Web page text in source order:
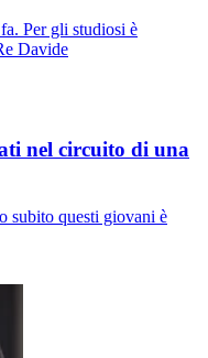
Per gli studiosi è
Davide
nel circuito di una
subito questi giovani è